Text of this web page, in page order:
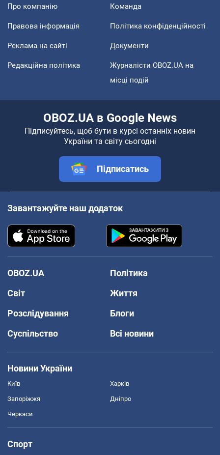
Про компанію Команда
Правова інформація Політика конфіденційності
Реклама на сайті Документи
Редакційна політика
Журналісти OBOZ.UA на
місці подій
OBOZ.UA в Google News
Підписуйтесь, щоб бути в курсі останніх новин
України та світу сьогодні
Підписатись
Завантажуйте наш додаток
OBOZ.UA
Політика
Світ
Життя
Розслідування
Блоги
Суспільство
Всі новини
Новини України
Київ Харків
Запоріжжя Дніпро
Черкаси
Спорт